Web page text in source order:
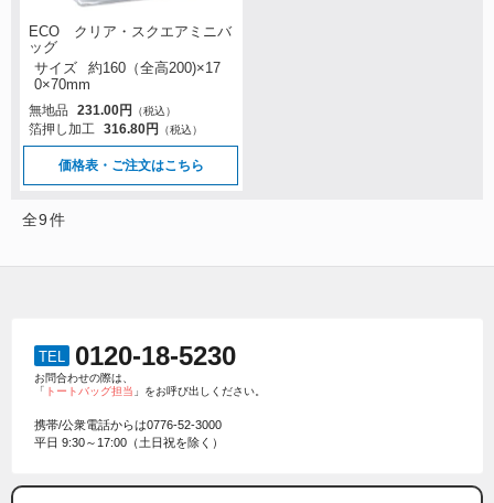
ECO クリア・スクエアミニバ
ッグ
サイズ
約160（全高200)×17
0×70mm
無地品
231.00円 （税込）
箔押し加工 316.80円 （税込）
価格表・ご注文はこちら
全9件
TEL 0120-18-5230
お問合わせの際は、
「
トートバッグ担当 」をお呼び出しください。
携帯/公衆電話からは0776-52-3000
平日 9:30～17:00（土日祝を除く）